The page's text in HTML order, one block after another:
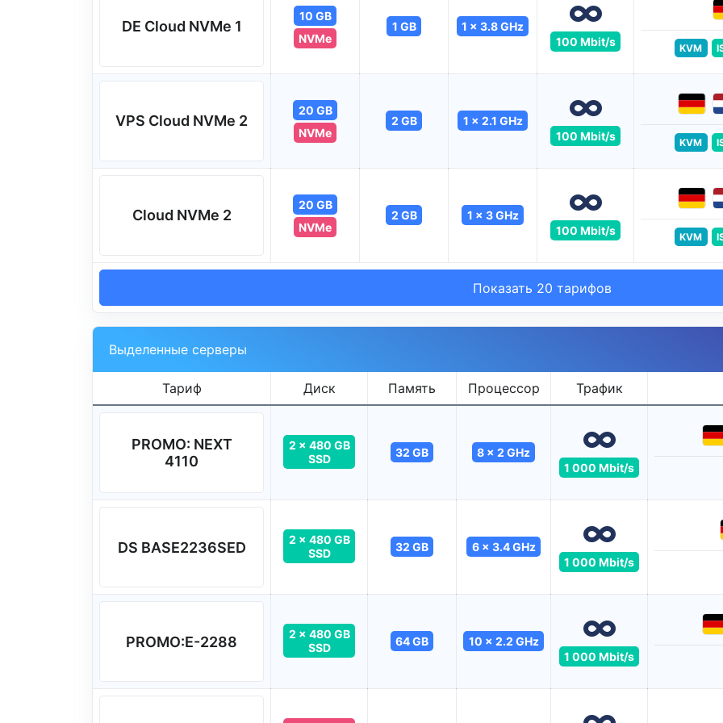
DE Cloud NVMe 1
10 GB
NVMe
1 GB
1 x 3.8 GHz
100 Mbit/s
KVM
VPS Cloud NVMe 2
20 GB
NVMe
2 GB
1 x 2.1 GHz
100 Mbit/s
KVM
Cloud NVMe 2
20 GB
NVMe
2 GB
1 x 3 GHz
100 Mbit/s
KVM
Показать 20 тарифов
Выделенные серверы
Тариф Диск Память Процессор Трафик
PROMO: NEXT
4110
2 x 480 GB
SSD
32 GB
8 x 2 GHz
1 000 Mbit/s
DS BASE2236SED
2 x 480 GB
SSD
32 GB
6 x 3.4 GHz
1 000 Mbit/s
PROMO:E-2288
2 x 480 GB
SSD
64 GB
10 x 2.2 GHz
1 000 Mbit/s